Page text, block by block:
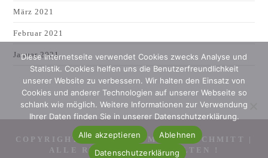
März 2021
Februar 2021
Januar 2021
COPYRIGHT 2007 - 2026 MONIKA SCHMITT |
ALLE RECHTE VORBEHALTEN !
Diese Internetseite verwendet Cookies zwecks Analyse und
Statistik. Cookies helfen uns die Benutzerfreundlichkeit
unserer Website zu verbessern. Wir halten den Einsatz von
Cookies und anderer Technologien auf unserer Webseite so
schlank wie möglich. Weitere Informationen zur Verwendung
Ihrer Daten finden Sie in unserer Datenschutzerklärung.
Alle akzeptieren
Ablehnen
Datenschutzerklärung